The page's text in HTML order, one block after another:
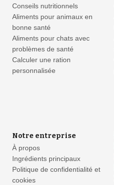
Conseils nutritionnels
Aliments pour animaux en
bonne santé
Aliments pour chats avec
problèmes de santé
Calculer une ration
personnalisée
Notre entreprise
À propos
Ingrédients principaux
Politique de confidentialité et
cookies